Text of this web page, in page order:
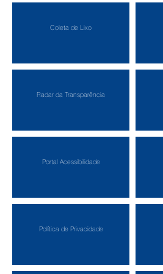
Coleta de Lixo
Radar da Transparência
Portal Acessibilidade
Política de Privacidade